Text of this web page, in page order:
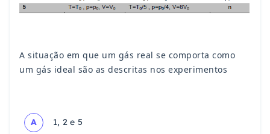
A situação em que um gás real se comporta como
um gás ideal são as descritas nos experimentos
A 1, 2 e 5